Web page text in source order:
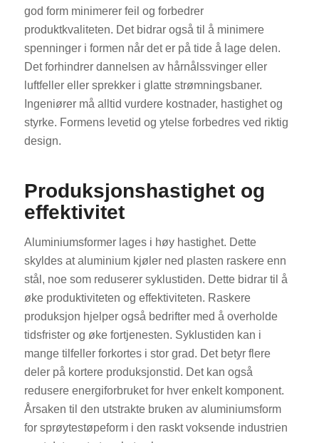
god form minimerer feil og forbedrer
produktkvaliteten. Det bidrar også til å minimere
spenninger i formen når det er på tide å lage delen.
Det forhindrer dannelsen av hårnålssvinger eller
luftfeller eller sprekker i glatte strømningsbaner.
Ingeniører må alltid vurdere kostnader, hastighet og
styrke. Formens levetid og ytelse forbedres ved riktig
design.
Produksjonshastighet og
effektivitet
Aluminiumsformer lages i høy hastighet. Dette
skyldes at aluminium kjøler ned plasten raskere enn
stål, noe som reduserer syklustiden. Dette bidrar til å
øke produktiviteten og effektiviteten. Raskere
produksjon hjelper også bedrifter med å overholde
tidsfrister og øke fortjenesten. Syklustiden kan i
mange tilfeller forkortes i stor grad. Det betyr flere
deler på kortere produksjonstid. Det kan også
redusere energiforbruket for hver enkelt komponent.
Årsaken til den utstrakte bruken av aluminiumsform
for sprøytestøpeform i den raskt voksende industrien